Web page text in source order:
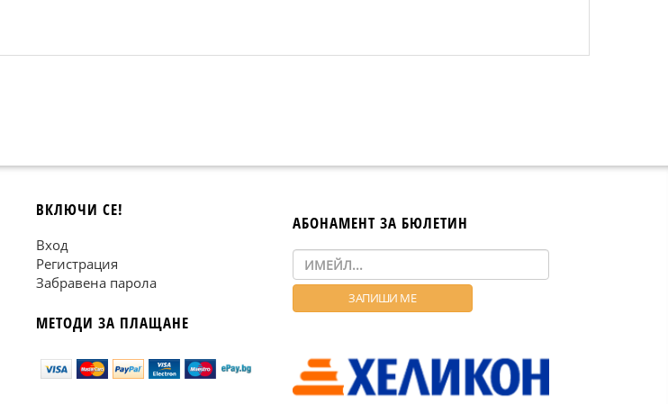
ВКЛЮЧИ СЕ!
Вход
Регистрация
Забравена парола
МЕТОДИ ЗА ПЛАЩАНЕ
АБОНАМЕНТ ЗА БЮЛЕТИН